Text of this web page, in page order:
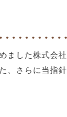
ました株式会社
、さらに当指針